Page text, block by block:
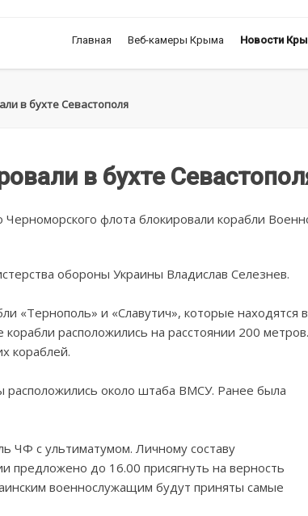
Главная Веб-камеры Крыма Новости
в бухте Севастополя
в бухте
Черноморского флота блокировали корабли
обороны Украины Владислав Селезнев.
«Тернополь» и «Славутич», которые находятся в
расположились на расстоянии 200 метров.
кораблей.
расположились около штаба ВМСУ. Ранее была
ЧФ с ультиматумом. Личному составу
предложено до 16.00 присягнуть на верность
военнослужащим будут приняты самые